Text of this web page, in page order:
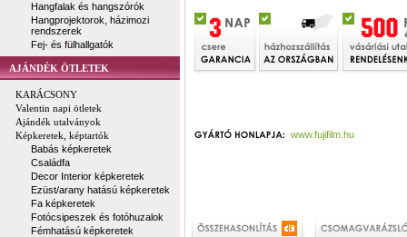
Hangfalak és hangszórók
Hangprojektorok, házimozi
rendszerek
Fej- és fülhallgatók
AJÁNDÉK ÖTLETEK
KARÁCSONY
Valentin napi ötletek
Ajándék utalványok
Képkeretek, képtartók
Babás képkeretek
Családfa
Decor Interior képkeretek
Ezüst/arany hatású képkeretek
Fa képkeretek
Fotócsipeszek és fotóhuzalok
Fémhatású képkeretek
www.fujifilm.hu